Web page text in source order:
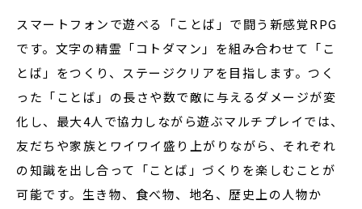
スマートフォンで遊べる「ことば」で闘う新感覚RPG
です。文字の精霊「コトダマン」を組み合わせて「こ
とば」をつくり、ステージクリアを目指します。つく
った「ことば」の長さや数で敵に与えるダメージが変
化し、最大4人で協力しながら遊ぶマルチプレイでは、
友だちや家族とワイワイ盛り上がりながら、それぞれ
の知識を出し合って「ことば」づくりを楽しむことが
可能です。生き物、食べ物、地名、歴史上の人物か